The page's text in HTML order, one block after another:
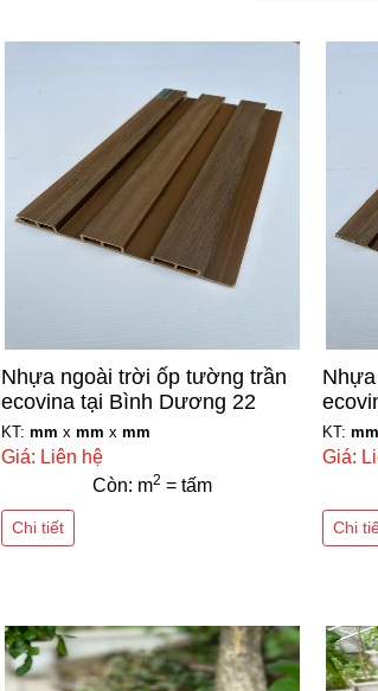
Nhựa ngoài trời ốp tường trần
ecovina tại Bình Dương 22
KT: mm x mm x mm
Giá: Liên hệ
Còn: m2 = tấm
Chi tiết
KT: mm
Giá:
Chi